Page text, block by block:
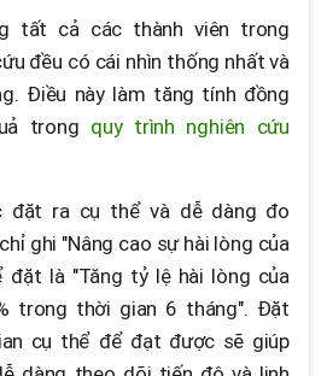
tất cả các thành viên trong
đều có cái nhìn thống nhất và
Điều này làm tăng tính đồng
trong quy trình nghiên cứu
đặt ra cụ thể và dễ dàng đo
ghi "Nâng cao sự hài lòng của
đặt là "Tăng tỷ lệ hài lòng của
trong thời gian 6 tháng". Đặt
cụ thể để đạt được sẽ giúp